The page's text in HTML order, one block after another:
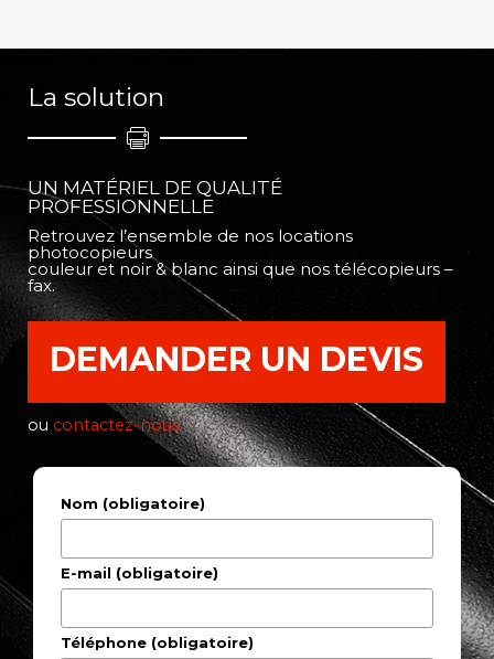
La solution
UN MATÉRIEL DE QUALITÉ
PROFESSIONNELLE
Retrouvez l’ensemble de nos locations
photocopieurs
couleur et noir & blanc ainsi que nos télécopieurs –
fax.
DEMANDER UN DEVIS
ou contactez-nous
Nom (obligatoire)
E-mail (obligatoire)
Téléphone (obligatoire)